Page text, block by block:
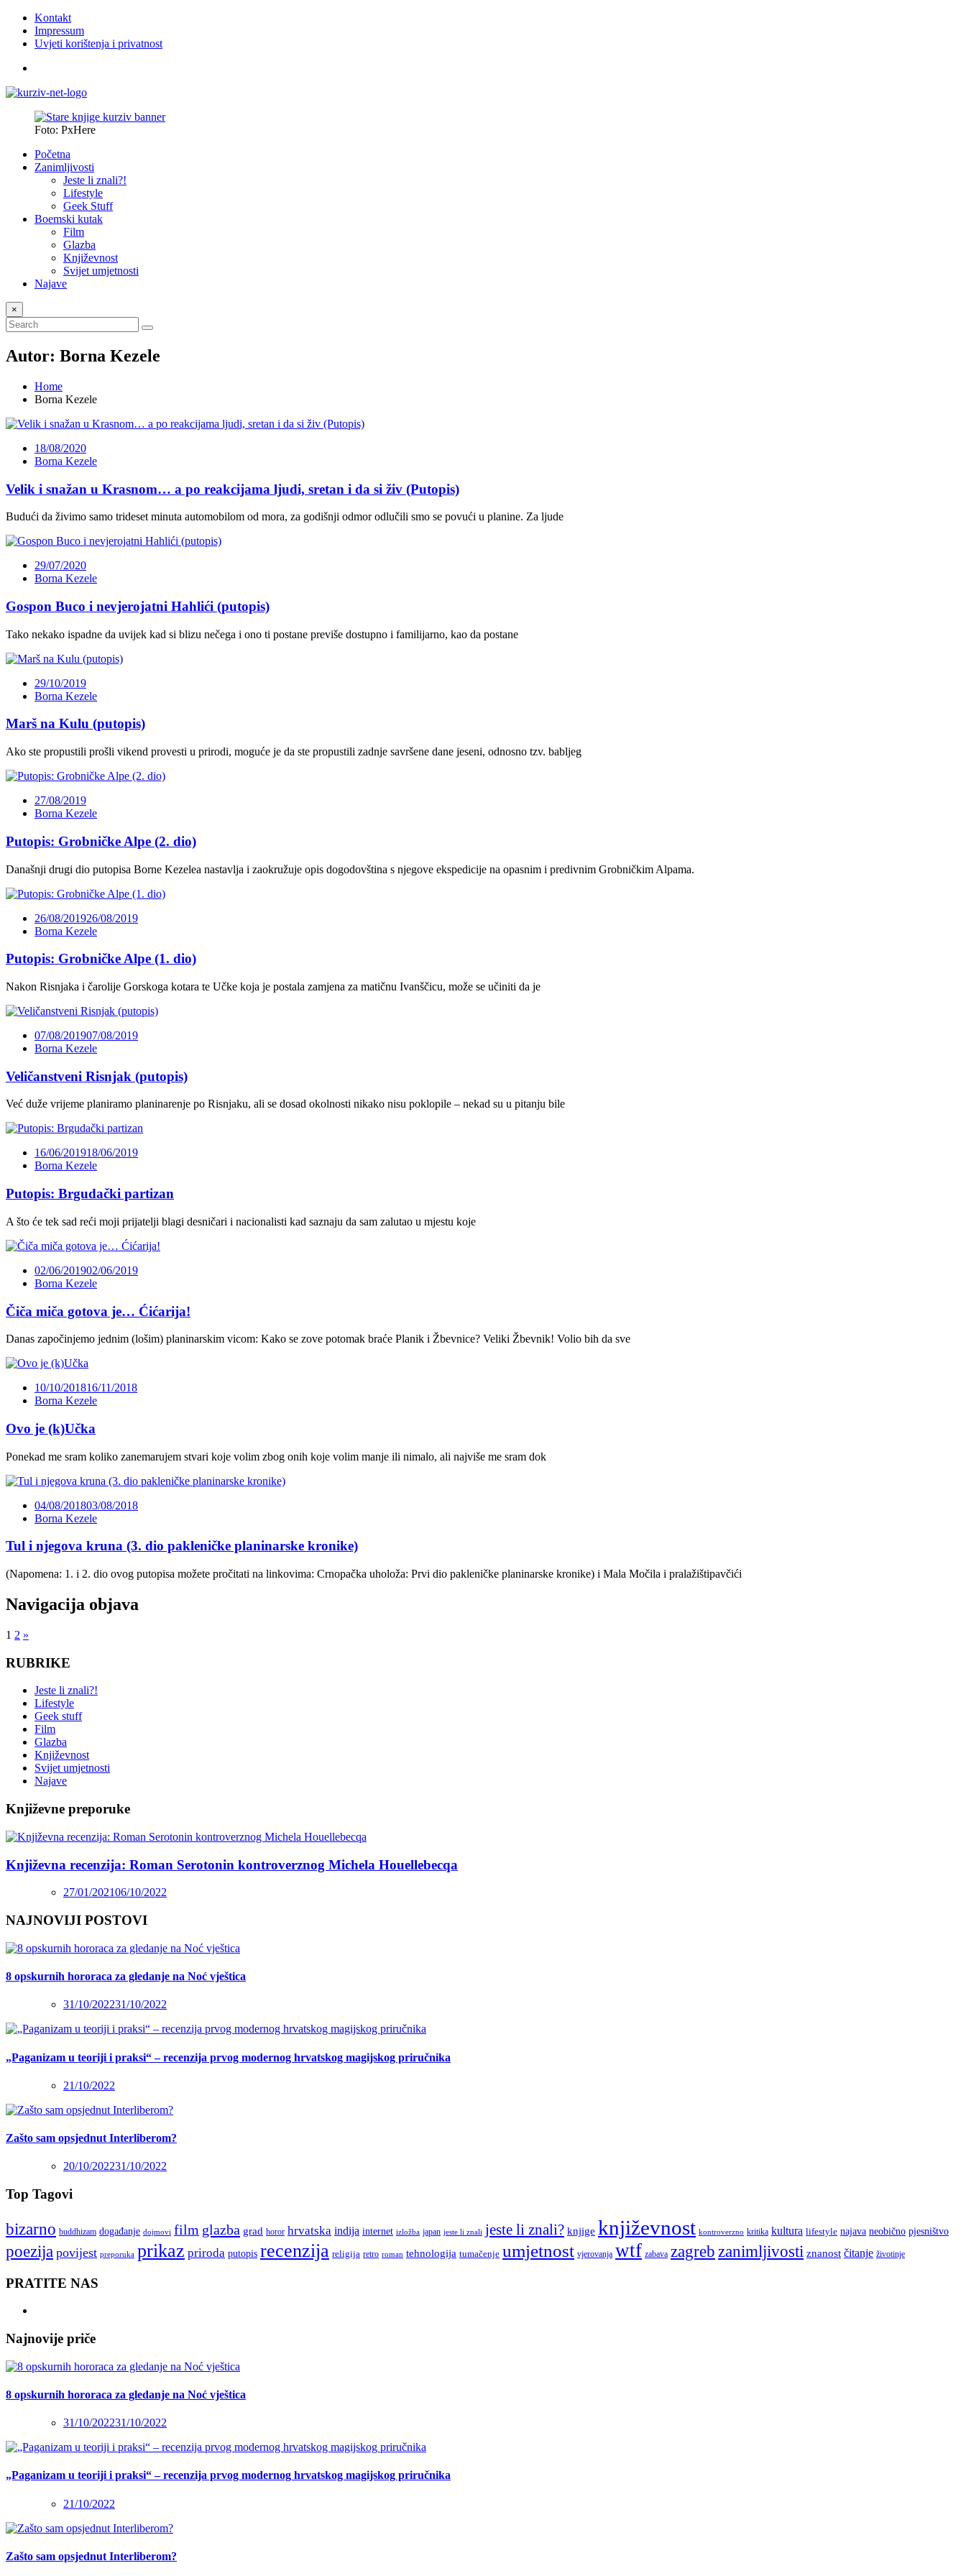
Kontakt
Impressum
Uvjeti korištenja i privatnost
Foto: PxHere
Početna
Zanimljivosti
Jeste li znali?!
Lifestyle
Geek Stuff
Boemski kutak
Film
Glazba
Književnost
Svijet umjetnosti
Najave
×
Autor: Borna Kezele
Home
Borna Kezele
18/08/2020
Borna Kezele
Velik i snažan u Krasnom… a po reakcijama ljudi, sretan i da si živ (Putopis)
Budući da živimo samo trideset minuta automobilom od mora, za godišnji odmor odlučili smo se povući u planine. Za ljude
29/07/2020
Borna Kezele
Gospon Buco i nevjerojatni Hahlići (putopis)
Tako nekako ispadne da uvijek kad si blizu nečega i ono ti postane previše dostupno i familijarno, kao da postane
29/10/2019
Borna Kezele
Marš na Kulu (putopis)
Ako ste propustili prošli vikend provesti u prirodi, moguće je da ste propustili zadnje savršene dane jeseni, odnosno tzv. babljeg
27/08/2019
Borna Kezele
Putopis: Grobničke Alpe (2. dio)
Današnji drugi dio putopisa Borne Kezelea nastavlja i zaokružuje opis dogodovština s njegove ekspedicije na opasnim i predivnim Grobničkim Alpama.
26/08/201926/08/2019
Borna Kezele
Putopis: Grobničke Alpe (1. dio)
Nakon Risnjaka i čarolije Gorskoga kotara te Učke koja je postala zamjena za matičnu Ivanščicu, može se učiniti da je
07/08/201907/08/2019
Borna Kezele
Veličanstveni Risnjak (putopis)
Već duže vrijeme planiramo planinarenje po Risnjaku, ali se dosad okolnosti nikako nisu poklopile – nekad su u pitanju bile
16/06/201918/06/2019
Borna Kezele
Putopis: Brgudački partizan
A što će tek sad reći moji prijatelji blagi desničari i nacionalisti kad saznaju da sam zalutao u mjestu koje
02/06/201902/06/2019
Borna Kezele
Čiča miča gotova je… Ćićarija!
Danas započinjemo jednim (lošim) planinarskim vicom: Kako se zove potomak braće Planik i Žbevnice? Veliki Žbevnik! Volio bih da sve
10/10/201816/11/2018
Borna Kezele
Ovo je (k)Učka
Ponekad me sram koliko zanemarujem stvari koje volim zbog onih koje volim manje ili nimalo, ali najviše me sram dok
04/08/201803/08/2018
Borna Kezele
Tul i njegova kruna (3. dio pakleničke planinarske kronike)
(Napomena: 1. i 2. dio ovog putopisa možete pročitati na linkovima: Crnopačka uholoža: Prvi dio pakleničke planinarske kronike) i Mala Močila i pralažištipavčići
Navigacija objava
1 2 »
RUBRIKE
Jeste li znali?!
Lifestyle
Geek stuff
Film
Glazba
Književnost
Svijet umjetnosti
Najave
Književne preporuke
Književna recenzija: Roman Serotonin kontroverznog Michela Houellebecqa
27/01/202106/10/2022
NAJNOVIJI POSTOVI
8 opskurnih hororaca za gledanje na Noć vještica
31/10/202231/10/2022
„Paganizam u teoriji i praksi“ – recenzija prvog modernog hrvatskog magijskog priručnika
21/10/2022
Zašto sam opsjednut Interliberom?
20/10/202231/10/2022
Top Tagovi
bizarno buddhizam događanje dojmovi film glazba grad horor hrvatska indija internet izložba japan jeste li znali jeste li znali? knjige književnost kontroverzno kritika kultura lifestyle najava neobično pjesništvo
poezija povijest preporuka prikaz priroda putopis recenzija religija retro roman tehnologija tumačenje umjetnost vjerovanja wtf zabava zagreb zanimljivosti znanost čitanje životinje
PRATITE NAS
Najnovije priče
8 opskurnih hororaca za gledanje na Noć vještica
31/10/202231/10/2022
„Paganizam u teoriji i praksi“ – recenzija prvog modernog hrvatskog magijskog priručnika
21/10/2022
Zašto sam opsjednut Interliberom?